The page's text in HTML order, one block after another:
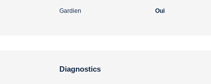
Gardien Oui
Diagnostics